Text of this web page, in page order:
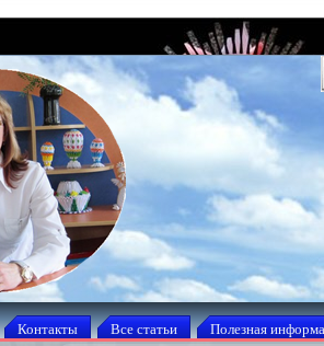
Контакты Все статьи Полезная